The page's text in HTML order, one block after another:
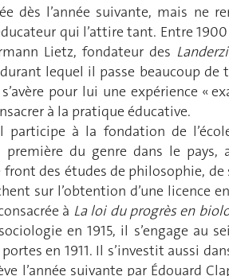
dès l’année suivante, mais ne
qui l’attire tant. Entre
Lietz, fondateur des
lequel il passe beaucoup de
pour lui une expérience «
à la pratique éducative.
participe à la fondation de
du genre dans le pays,
front des études de philosophie,
sur l’obtention d’une licence
à La loi du progrès en
en 1915, il s’engage au
en 1911. Il s’investit aussi
l’année suivante par Édouard